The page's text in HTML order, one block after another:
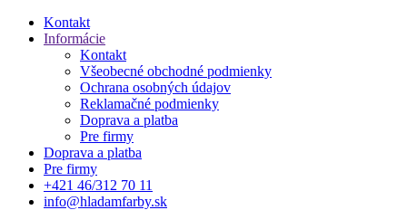
Kontakt
Informácie
Kontakt
Všeobecné obchodné podmienky
Ochrana osobných údajov
Reklamačné podmienky
Doprava a platba
Pre firmy
Doprava a platba
Pre firmy
+421 46/312 70 11
info@hladamfarby.sk